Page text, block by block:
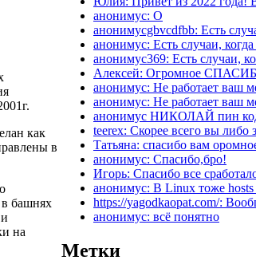
как
в
башнях
на
анонимус: О
анонимусgbvcdfbb: Есть
анонимус: Есть случаи,
анонимус369: Есть случаи,
Алексей: Огромное
анонимус: Не работает ваш
анонимус: Не работает ваш
анонимус НИКОЛАЙ пин код
teerex: Скорее всего вы либо
Татьяна: спасибо вам
анонимус: Спасибо,бро!
Игорь: Спасибо все
анонимус: В Linux тоже hosts
https://yagodkaopat.com/:
анонимус: всё понятно
Метки